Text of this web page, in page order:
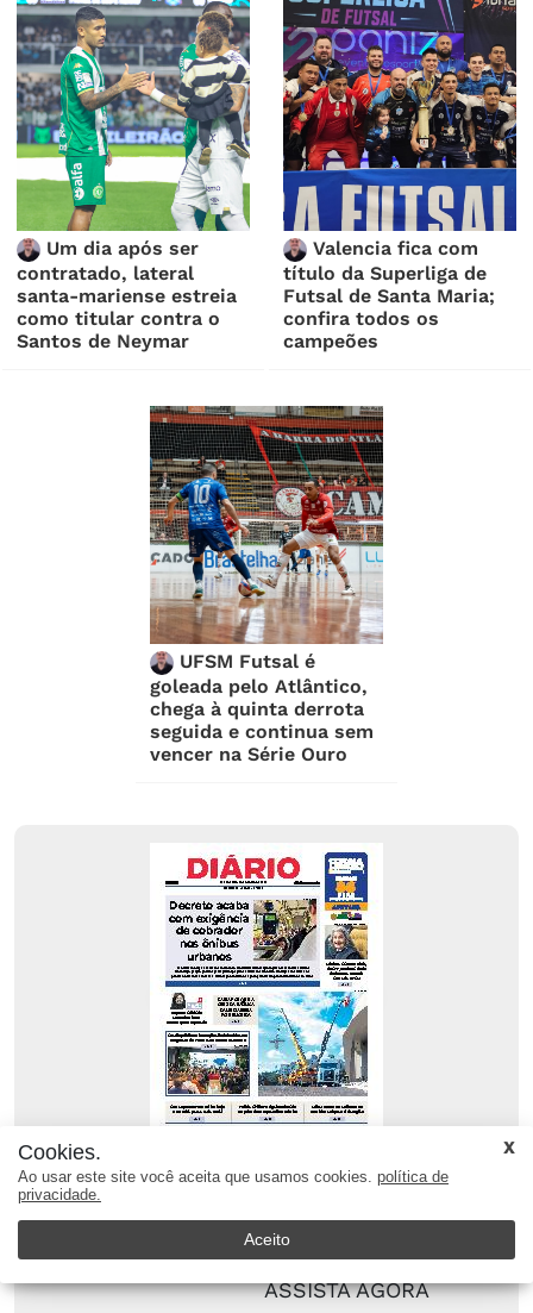
Um dia após ser
contratado, lateral
santa-mariense estreia
como titular contra o
Santos de Neymar
Valencia fica com
título da Superliga de
Futsal de Santa Maria;
confira todos os
campeões
UFSM Futsal é
goleada pelo Atlântico,
chega à quinta derrota
seguida e continua sem
vencer na Série Ouro
Quinta-feira, 06 de Agosto
AO VIVO
ASSISTA AGORA
Cookies.
Ao usar este site você aceita que usamos cookies. política de
privacidade.
Aceito